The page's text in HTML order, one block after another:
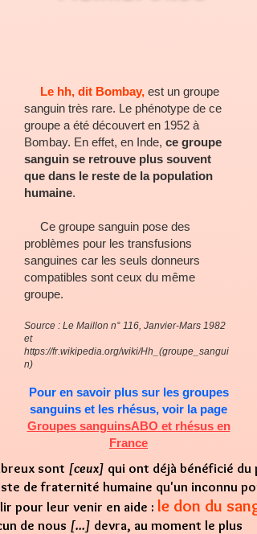
Le hh, dit Bombay, est un groupe
sanguin très rare. Le phénotype de ce
groupe a été découvert en 1952 à
Bombay. En effet, en Inde, ce groupe
sanguin se retrouve plus souvent
que dans le reste de la population
humaine.
Ce groupe sanguin pose des
problèmes pour les transfusions
sanguines car les seuls donneurs
compatibles sont ceux du même
groupe.
Source : Le Maillon n° 116, Janvier-Mars 1982
et
https://fr.wikipedia.org/wiki/Hh_(groupe_sangui
n)
Pour en savoir plus sur les groupes
sanguins et les rhésus, voir la page
Groupes sanguinsABO et rhésus en
France
sont [ceux] qui ont déjà bénéficié du
de fraternité humaine qu'un inconnu
pour leur venir en aide : le don du sang
de nous [...] devra, au moment le plus